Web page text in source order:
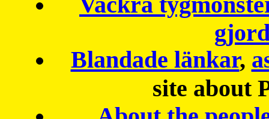
Blandade länkar,
site about